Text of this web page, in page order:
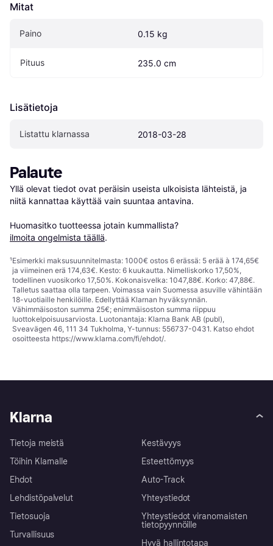
Mitat
Paino 0.15 kg
Pituus 235.0 cm
Lisätietoja
Listattu klarnassa 2018-03-28
Palaute
Yllä olevat tiedot ovat peräisin useista ulkoisista lähteistä, ja
niitä kannattaa käyttää vain suuntaa antavina.
Huomasitko tuotteessa jotain kummallista?
ilmoita ongelmista täällä.
¹Esimerkki maksusuunnitelmasta: 1000€ ostos 6 erässä: 5 erää à 174,65€
ja viimeinen erä 174,63€. Kesto: 6 kuukautta. Nimelliskorko 17,50%,
todellinen vuosikorko 17,50%. Kokonaisvelka: 1047,88€. Korko: 47,88€.
Talletus saattaa olla tarpeen. Voimassa vain Suomessa asuville vähintään
18-vuotiaille henkilöille. Edellyttää Klarnan hyväksynnän.
Vähimmäisoston summa 25€; enimmäisoston summa riippuu
luottokelpoisuusarviosta. Luotonantaja: Klarna Bank AB (publ),
Sveavägen 46, 111 34 Tukholma, Y-tunnus: 556737-0431. Katso ehdot
osoitteesta https://www.klarna.com/fi/ehdot/.
Klarna
Tietoja meistä
Töihin Klarnalle
Ehdot
Lehdistöpalvelut
Tietosuoja
Turvallisuus
Kestävyys
Esteettömyys
Auto-Track
Yhteystiedot
Yhteystiedot viranomaisten
tietopyynnöille
Hyvä hallintotapa